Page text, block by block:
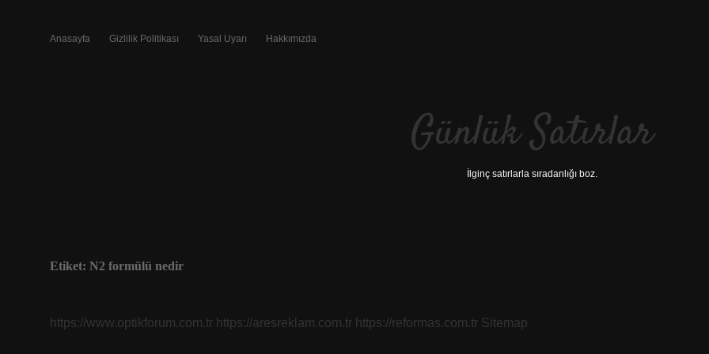
Anasayfa Gizlilik Politikası Yasal Uyarı Hakkımızda
Günlük Satırlar
İlginç satırlarla sıradanlığı boz.
Etiket: N2 formülü nedir
https://www.optikforum.com.tr https://aresreklam.com.tr https://reformas.com.tr Sitemap